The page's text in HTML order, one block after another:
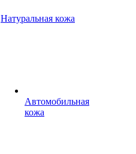
Натуральная кожа
Автомобильная
кожа